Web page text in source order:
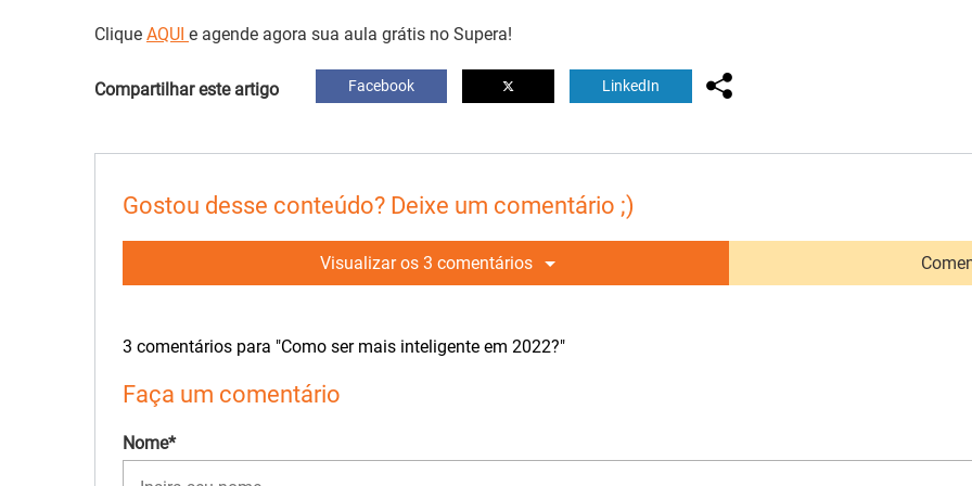
Clique AQUI e agende agora sua aula grátis no Supera!
Compartilhar este artigo Facebook LinkedIn
Gostou desse conteúdo? Deixe um comentário ;)
Visualizar os 3 comentários
3 comentários para "Como ser mais inteligente em 2022?"
Faça um comentário
Nome*